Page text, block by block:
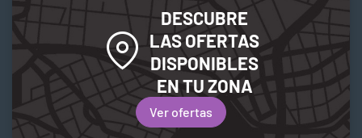
DESCUBRE
LAS OFERTAS
DISPONIBLES
EN TU ZONA
Ver ofertas
Política de privacidad-Política de Cookies
© 2026 Avatel Telecom. Todos los derechos reservados.